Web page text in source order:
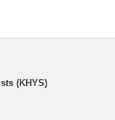
(KHYS)